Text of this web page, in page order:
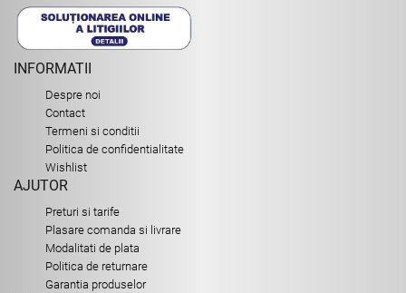
INFORMATII
Despre noi
Contact
Termeni si conditii
Politica de confidentialitate
Wishlist
AJUTOR
Preturi si tarife
Plasare comanda si livrare
Modalitati de plata
Politica de returnare
Garantia produselor